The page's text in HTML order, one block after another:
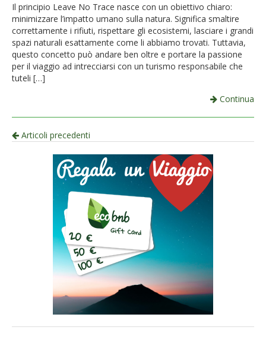
Il principio Leave No Trace nasce con un obiettivo chiaro:
minimizzare l’impatto umano sulla natura. Significa smaltire
correttamente i rifiuti, rispettare gli ecosistemi, lasciare i grandi
spazi naturali esattamente come li abbiamo trovati. Tuttavia,
questo concetto può andare ben oltre e portare la passione
per il viaggio ad intrecciarsi con un turismo responsabile che
tuteli […]
Continua
Navigazione
articolo
Articoli precedenti